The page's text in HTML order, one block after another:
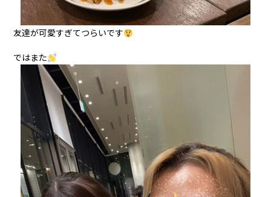
友達が可愛すぎてつらいです
ではまた